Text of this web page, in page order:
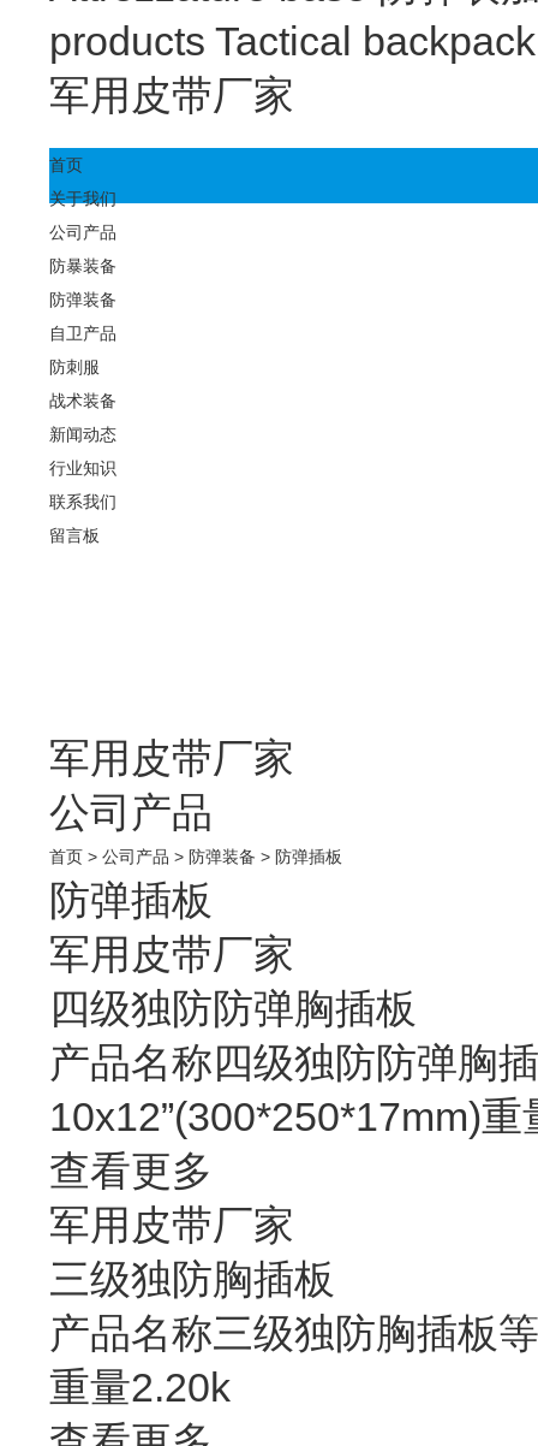
products Tactical
军用皮带厂家
首页
关于我们
公司产品
防暴装备
防弹装备
自卫产品
防刺服
战术装备
新闻动态
行业知识
联系我们
留言板
军用皮带厂家
公司产品
首页 > 公司产品 > 防弹装备 > 防弹插板
防弹插板
军用皮带厂家
四级独防防弹胸插板
产品名称四级独防防弹胸
10x12”(300*250*17mm)重
查看更多
军用皮带厂家
三级独防胸插板
产品名称三级独防胸插板
重量2.20k